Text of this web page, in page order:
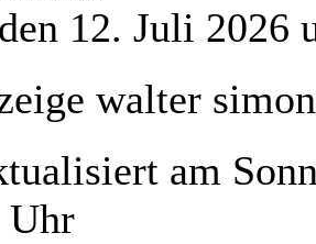
12. Juli 2026
am
Uhr